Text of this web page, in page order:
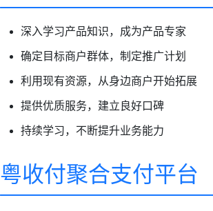
深入学习产品知识，成为产品专家
确定目标商户群体，制定推广计划
利用现有资源，从身边商户开始拓展
提供优质服务，建立良好口碑
持续学习，不断提升业务能力
粤收付聚合支付平台